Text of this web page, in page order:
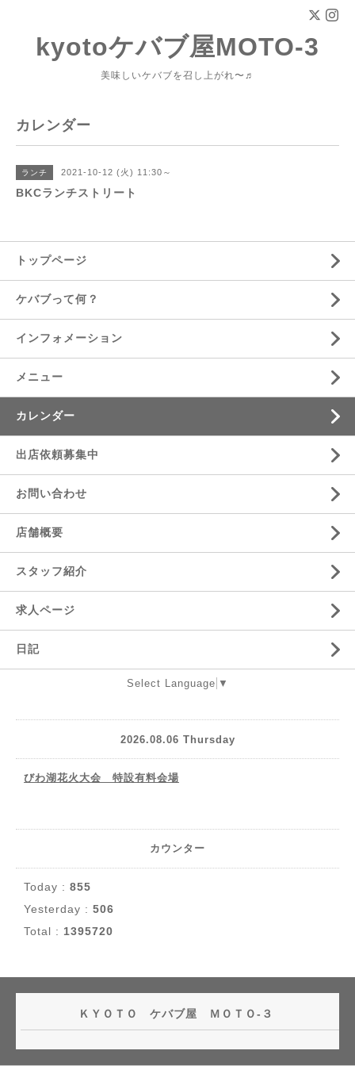
kyotoケバブ屋MOTO-3
美味しいケバブを召し上がれ〜♬
カレンダー
ランチ 2021-10-12 (火) 11:30～
BKCランチストリート
トップページ
ケバブって何？
インフォメーション
メニュー
カレンダー
出店依頼募集中
お問い合わせ
店舗概要
スタッフ紹介
求人ページ
日記
Select Language ▼
2026.08.06 Thursday
びわ湖花火大会 特設有料会場
カウンター
Today : 855
Yesterday : 506
Total : 1395720
ＫＹＯＴＯ ケバブ屋 ＭＯＴＯ-３